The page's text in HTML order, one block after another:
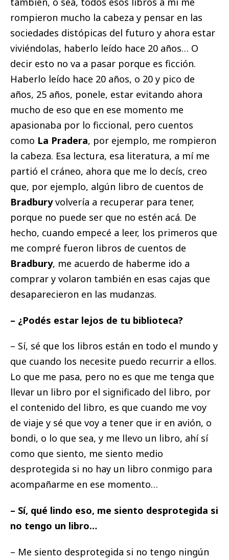
rompieron mucho la cabeza y pensar en las
sociedades distópicas del futuro y ahora estar
viviéndolas, haberlo leído hace 20 años… O
decir esto no va a pasar porque es ficción.
Haberlo leído hace 20 años, o 20 y pico de
años, 25 años, ponele, estar evitando ahora
mucho de eso que en ese momento me
apasionaba por lo ficcional, pero cuentos
como La Pradera, por ejemplo, me rompieron
la cabeza. Esa lectura, esa literatura, a mí me
partió el cráneo, ahora que me lo decís, creo
que, por ejemplo, algún libro de cuentos de
Bradburyvolvería a recuperar para tener,
porque no puede ser que no estén acá. De
hecho, cuando empecé a leer, los primeros que
me compré fueron libros de cuentos de
Bradbury, me acuerdo de haberme ido a
comprar y volaron también en esas cajas que
desaparecieron en las mudanzas.
– ¿Podés estar lejos de tu biblioteca?
– Sí, sé que los libros están en todo el mundo y
que cuando los necesite puedo recurrir a ellos.
Lo que me pasa, pero no es que me tenga que
llevar un libro por el significado del libro, por
el contenido del libro, es que cuando me voy
de viaje y sé que voy a tener que ir en avión, o
bondi, o lo que sea, y me llevo un libro, ahí sí
como que siento, me siento medio
desprotegida si no hay un libro conmigo para
acompañarme en ese momento…
– Sí, qué lindo eso, me siento desprotegida si
no tengo un libro…
– Me siento desprotegida si no tengo ningún